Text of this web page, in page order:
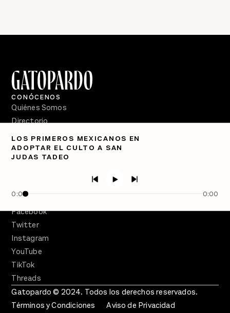
LOS PRIMEROS MEXICANOS EN
ADOPTAR EL CULTO A SAN
JUDAS TADEO
0:00 0:00
CONÓCENOS
Quiénes Somos
Directorio
PÓDCASTS
Semanario Gatopardo
Facebook
Twitter
Instagram
YouTube
TikTok
Threads
Gatopardo © 2024. Todos los derechos reservados.
Términos y Condiciones
Aviso de Privacidad